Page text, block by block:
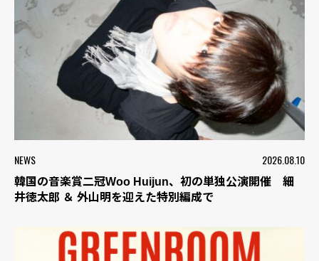
NEWS 2026.08.10
韓国の音楽賞二冠Woo Huijun、初の単独公演開催 細
井徳太郎 ＆ 外山明を迎えた特別編成で